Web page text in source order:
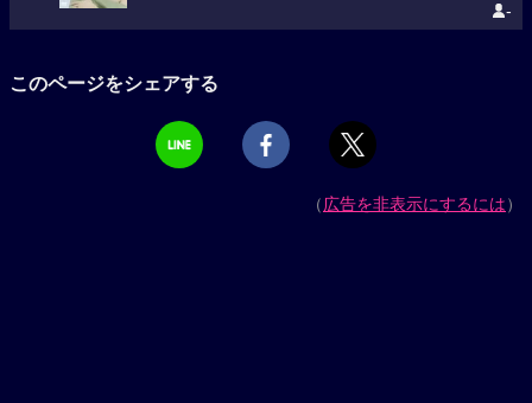
-
このページをシェアする
（広告を非表示にするには）